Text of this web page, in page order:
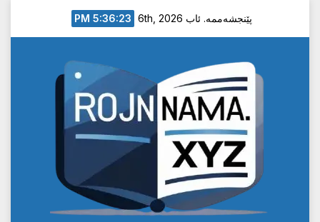
پێنجشەممە. ئاب 6th, 2026 5:36:24 PM